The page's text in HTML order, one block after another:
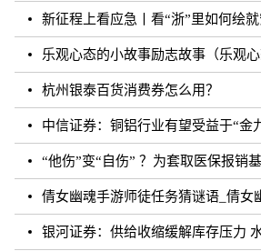
新征程上看应急丨看“浙”里如何绘
乐观心态的小故事励志故事（乐观心
杭州银泰百货消费券怎么用？
中信证券：铜铝行业有望受益于“金九银十”
“他伤”变“自伤” ？为套取医保报销基金
倩女幽魂手游师徒任务猜谜语_倩女幽魂手
银河证券：供给收缩缓解库存压力